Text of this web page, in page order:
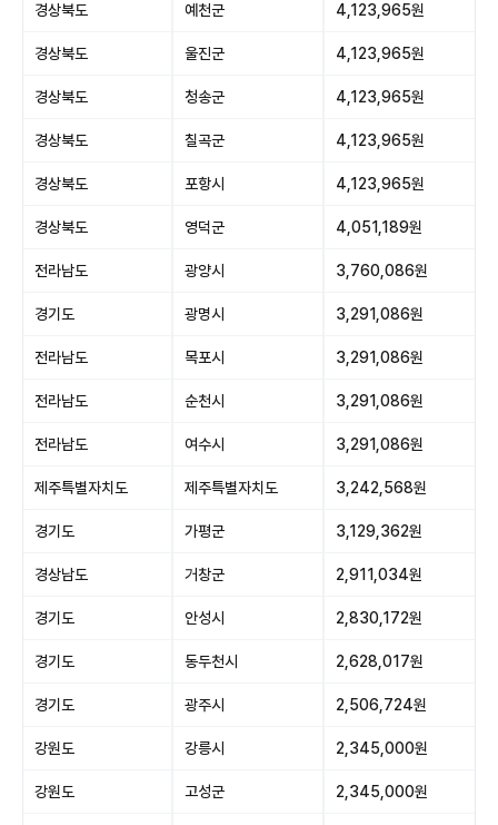
경상북도 예천군 4,123,965원
경상북도 울진군 4,123,965원
경상북도 청송군 4,123,965원
경상북도 칠곡군 4,123,965원
경상북도 포항시 4,123,965원
경상북도 영덕군 4,051,189원
전라남도 광양시 3,760,086원
경기도 광명시 3,291,086원
전라남도 목포시 3,291,086원
전라남도 순천시 3,291,086원
전라남도 여수시 3,291,086원
제주특별자치도 제주특별자치도 3,242,568원
경기도 가평군 3,129,362원
경상남도 거창군 2,911,034원
경기도 안성시 2,830,172원
경기도 동두천시 2,628,017원
경기도 광주시 2,506,724원
강원도 강릉시 2,345,000원
강원도 고성군 2,345,000원